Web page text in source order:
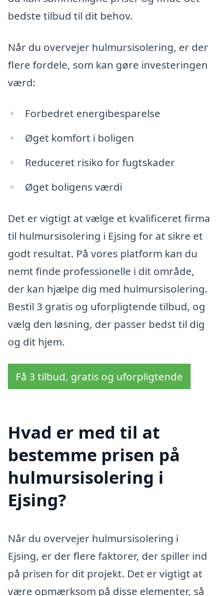
bedste tilbud til dit behov.
Når du overvejer hulmursisolering, er der
flere fordele, som kan gøre investeringen
værd:
Forbedret energibesparelse
Øget komfort i boligen
Reduceret risiko for fugtskader
Øget boligens værdi
Det er vigtigt at vælge et kvalificeret firma
til hulmursisolering i Ejsing for at sikre et
godt resultat. På vores platform kan du
nemt finde professionelle i dit område,
der kan hjælpe dig med hulmursisolering.
Bestil 3 gratis og uforpligtende tilbud, og
vælg den løsning, der passer bedst til dig
og dit hjem.
Få 3 tilbud, gratis og uforpligtende
Hvad er med til at
bestemme prisen på
hulmursisolering i
Ejsing?
Når du overvejer hulmursisolering i
Ejsing, er der flere faktorer, der spiller ind
på prisen for dit projekt. Det er vigtigt at
være opmærksom på disse elementer, så